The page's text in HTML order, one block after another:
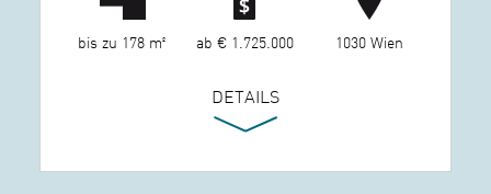
bis zu 178 m² ab € 1.725.000 1030 Wien
DETAILS